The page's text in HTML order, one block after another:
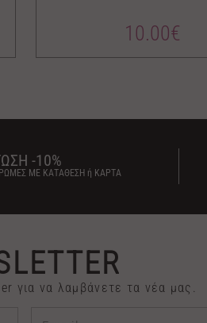
10.00€
-10%
ΜΕ ΚΑΤΑΘΕΣΗ ή ΚΑΡΤΑ
για να λαμβάνετε τα νέα μας.